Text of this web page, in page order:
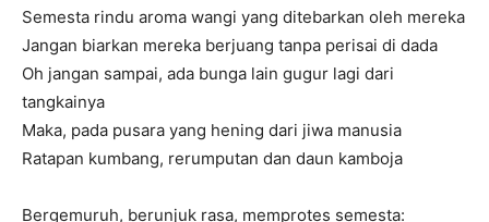
Semesta rindu aroma wangi yang ditebarkan oleh mereka
Jangan biarkan mereka berjuang tanpa perisai di dada
Oh jangan sampai, ada bunga lain gugur lagi dari
tangkainya
Maka, pada pusara yang hening dari jiwa manusia
Ratapan kumbang, rerumputan dan daun kamboja
Bergemuruh, berunjuk rasa, memprotes semesta: